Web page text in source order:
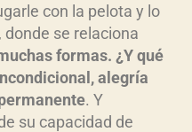
con la pelota y lo
donde se relaciona
formas. ¿Y qué
alegría
. Y
su capacidad de